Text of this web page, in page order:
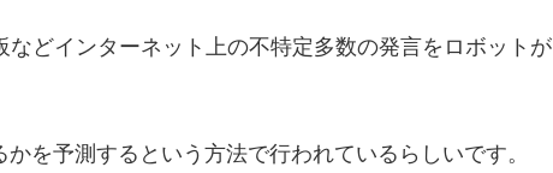
どインターネット上の不特定多数の発言をロボットが
を予測するという方法で行われているらしいです。